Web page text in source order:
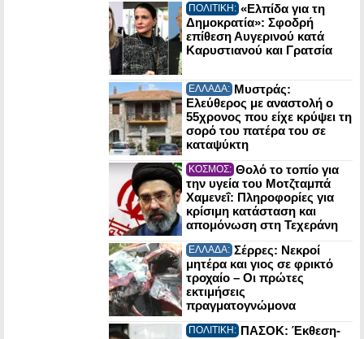
ΠΟΛΙΤΙΚΗ: «Ελπίδα για τη
Δημοκρατία»: Σφοδρή
επίθεση Αυγερινού κατά
Καρυστιανού και Γρατσία
ΕΛΛΑΔΑ: Μυστράς:
Ελεύθερος με αναστολή ο
55χρονος που είχε κρύψει τη
σορό του πατέρα του σε
καταψύκτη
ΚΟΣΜΟΣ: Θολό το τοπίο για
την υγεία του Μοτζταμπά
Χαμενεΐ: Πληροφορίες για
κρίσιμη κατάσταση και
απομόνωση στη Τεχεράνη
ΕΛΛΑΔΑ: Σέρρες: Νεκροί
μητέρα και γιος σε φρικτό
τροχαίο – Οι πρώτες
εκτιμήσεις
πραγματογνώμονα
ΠΟΛΙΤΙΚΗ: ΠΑΣΟΚ: Έκθεση-